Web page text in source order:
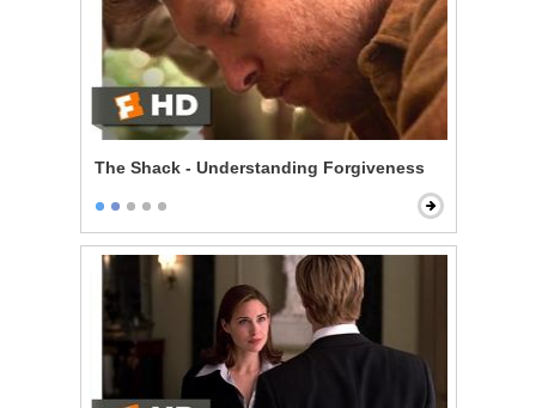
The Shack - Understanding Forgiveness